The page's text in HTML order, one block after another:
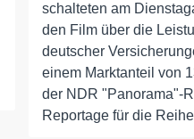
schalteten am
den Film über die
deutscher
einem Marktanteil von
der NDR "Panorama"-
Reportage für die